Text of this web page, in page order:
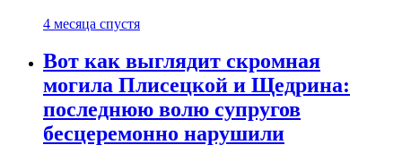
4 месяца спустя
Вот как выглядит скромная
могила Плисецкой и Щедрина:
последнюю волю супругов
бесцеремонно нарушили